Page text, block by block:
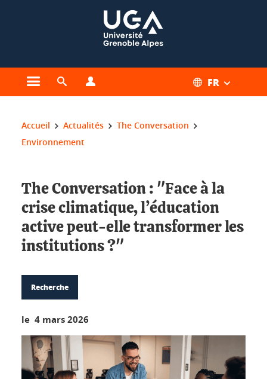
Ouvrir le menu principal
Ouvrir le moteur de recherche FR
Vous êtes ici :
Accueil Actualités
The Conversation
Environnement
The Conversation : "Face à la
crise climatique, l’éducation
active peut‑elle transformer les
institutions ?"
Recherche
le 4 mars 2026